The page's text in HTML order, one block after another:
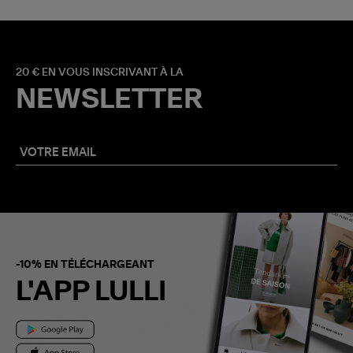
20 € EN VOUS INSCRIVANT À LA
NEWSLETTER
-10% EN TÉLÉCHARGEANT
L'APP LULLI